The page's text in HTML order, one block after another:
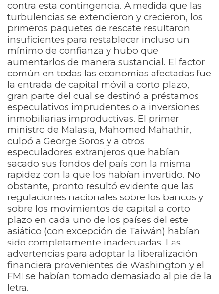
contra esta contingencia. A medida que las
turbulencias se extendieron y crecieron, los
primeros paquetes de rescate resultaron
insuficientes para restablecer incluso un
mínimo de confianza y hubo que
aumentarlos de manera sustancial. El factor
común en todas las economías afectadas fue
la entrada de capital móvil a corto plazo,
gran parte del cual se destinó a préstamos
especulativos imprudentes ​​o a inversiones
inmobiliarias improductivas. El primer
ministro de Malasia, Mahomed Mahathir,
culpó a George Soros y a otros
especuladores extranjeros que habían
sacado sus fondos del país con la misma
rapidez con la que los habían invertido. No
obstante, pronto resultó evidente que las
regulaciones nacionales sobre los bancos y
sobre los movimientos de capital a corto
plazo en cada uno de los países del este
asiático (con excepción de Taiwán) habían
sido completamente inadecuadas. Las
advertencias para adoptar la liberalización
financiera provenientes de Washington y el
FMI se habían tomado demasiado al pie de la
letra.